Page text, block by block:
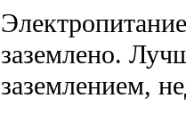
заземлено.
заземлением,